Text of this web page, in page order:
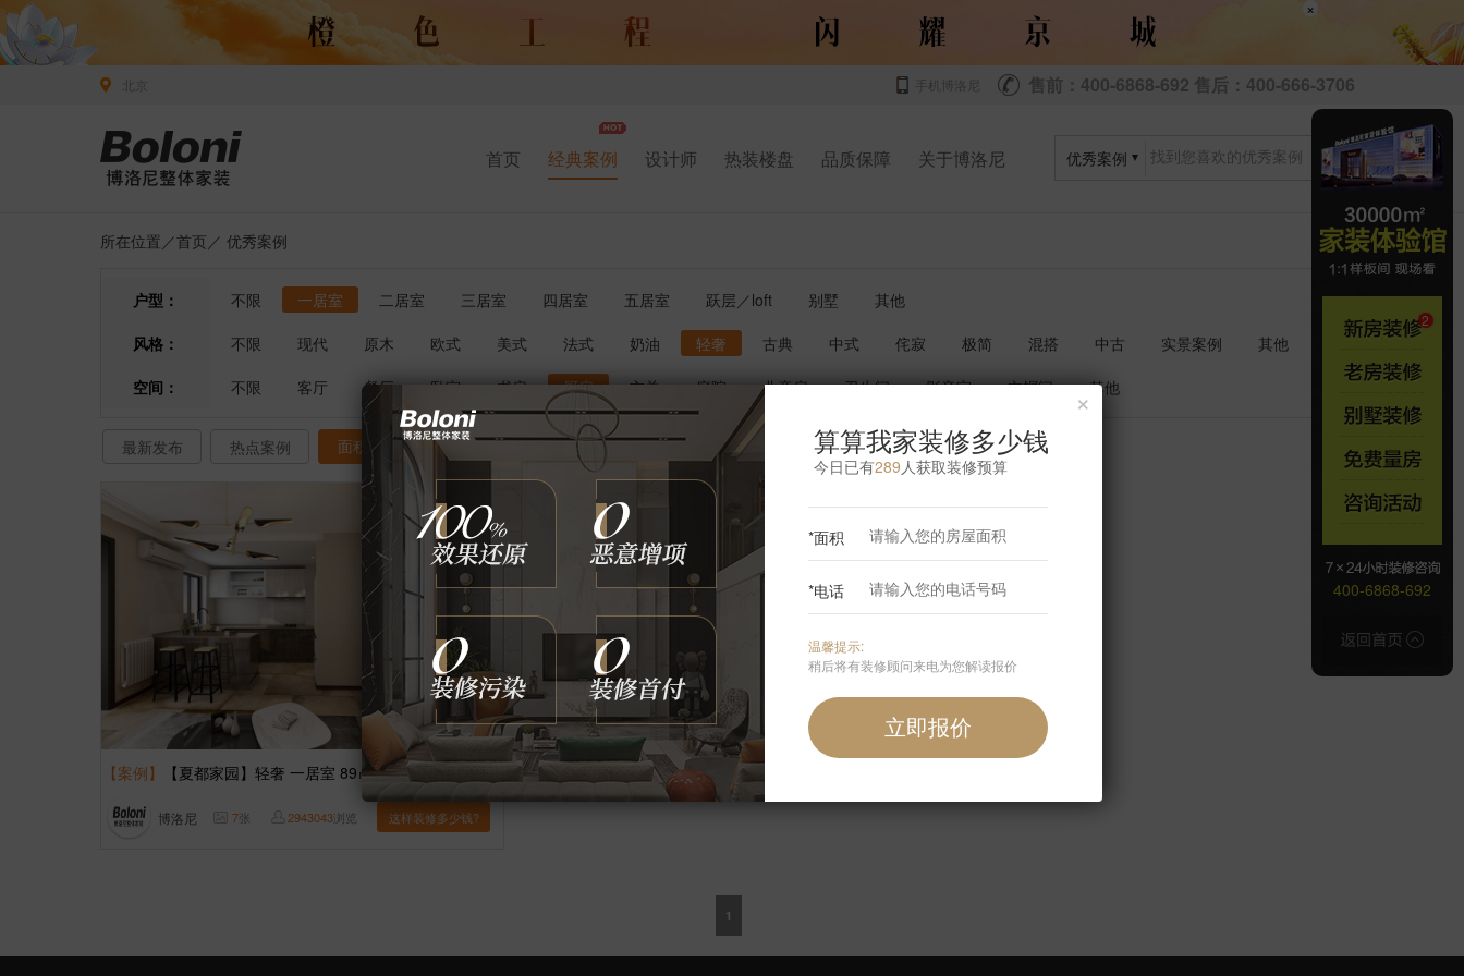
×
手机博洛尼 售前：400-6868-692 售后：400-666-3706
首页 经典案例 设计师 热装楼盘 品质保障 关于博洛尼 优秀案例
所在位置／首页 ／ 优秀案例
户型： 不限 一居室 二居室 三居室 四居室 五居室 跃层／loft 别墅
其他
风格：
不限 现代 原木 欧式 美式 法式 奶油 轻奢 古典 中式 侘寂 极简 混搭 中古 实景案例
其他
空间：
不限 客厅 餐厅 卧室 书房 厨房 玄关 庭院 儿童房 卫生间 影音室 衣帽间 其他
最新发布 热点案例 面积排序 共1套 1
【案例】 【夏都家园】轻奢 一居室 89㎡
博洛尼 7张 2943043浏览 这样装修多少钱?
1
400-6868-692
×
算算我家装修多少钱
今日已有289 人获取装修预算
*面积
*电话
温馨提示:
稍后将有装修顾问来电为您解读报价